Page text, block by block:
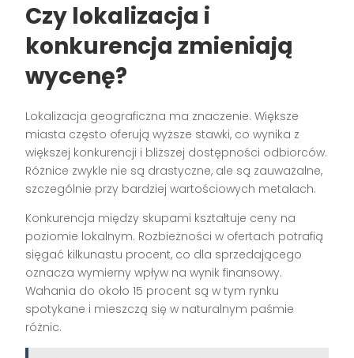
Czy lokalizacja i
konkurencja zmieniają
wycenę?
Lokalizacja geograficzna ma znaczenie. Większe
miasta często oferują wyższe stawki, co wynika z
większej konkurencji i bliższej dostępności odbiorców.
Różnice zwykle nie są drastyczne, ale są zauważalne,
szczególnie przy bardziej wartościowych metalach.
Konkurencja między skupami kształtuje ceny na
poziomie lokalnym. Rozbieżności w ofertach potrafią
sięgać kilkunastu procent, co dla sprzedającego
oznacza wymierny wpływ na wynik finansowy.
Wahania do około 15 procent są w tym rynku
spotykane i mieszczą się w naturalnym paśmie
różnic.